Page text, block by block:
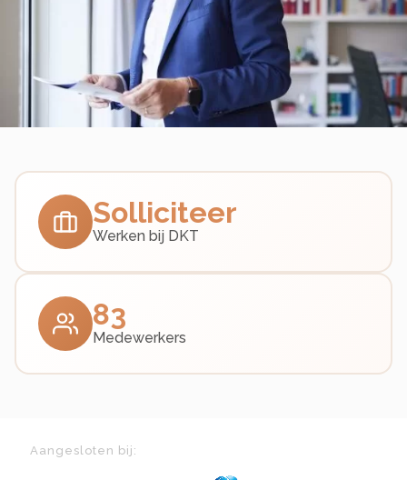
Solliciteer
Werken bij DKT
83
Medewerkers
Aangesloten bij: